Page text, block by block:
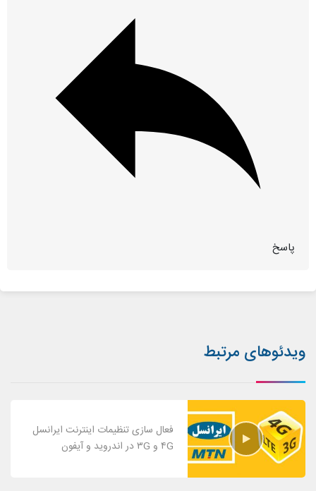
پاسخ
ویدئوهای مرتبط
فعال سازی تنظیمات اینترنت ایرانسل
۴G و ۳G در اندروید و آیفون